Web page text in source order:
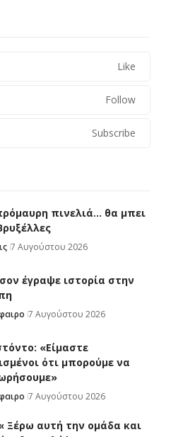
Like
Follow
Subscribe
πινελιά… θα μπει
7 Αυγούστου 2026
έγραψε ιστορία στην
7 Αυγούστου 2026
«Είμαστε
ότι μπορούμε να
7 Αυγούστου 2026
Ξέρω αυτή την ομάδα και